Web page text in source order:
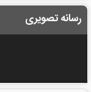
رسانه تصویری